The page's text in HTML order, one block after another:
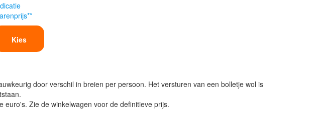
Kies
door verschil in breien per persoon. Het versturen van een bolletje wol is
Zie de winkelwagen voor de definitieve prijs.